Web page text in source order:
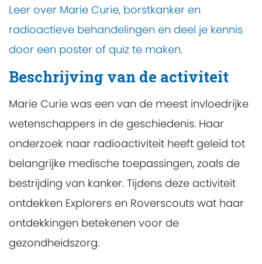
Leer over Marie Curie, borstkanker en
radioactieve behandelingen en deel je kennis
door een poster of quiz te maken.
Beschrijving van de activiteit
Marie Curie was een van de meest invloedrijke
wetenschappers in de geschiedenis. Haar
onderzoek naar radioactiviteit heeft geleid tot
belangrijke medische toepassingen, zoals de
bestrijding van kanker. Tijdens deze activiteit
ontdekken Explorers en Roverscouts wat haar
ontdekkingen betekenen voor de
gezondheidszorg.